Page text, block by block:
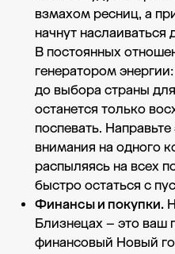
взмахом ресниц, а
начнут наслаиваться
В постоянных
генератором
до выбора страны
останется только
поспевать.
внимания на одного
распыляясь на всех
быстро остаться с
Финансы и покупки.
Близнецах – это ваш
финансовый Новый